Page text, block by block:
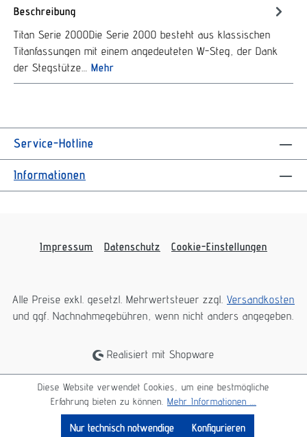
Beschreibung
Titan Serie 2000Die Serie 2000 besteht aus klassischen
Titanfassungen mit einem angedeuteten W-Steg, der Dank
der Stegstütze… Mehr
Service-Hotline
Informationen
Impressum Datenschutz Cookie-Einstellungen
Alle Preise exkl. gesetzl. Mehrwertsteuer zzgl. Versandkosten
und ggf. Nachnahmegebühren, wenn nicht anders angegeben.
Realisiert mit Shopware
Diese Website verwendet Cookies, um eine bestmögliche
Erfahrung bieten zu können. Mehr Informationen ...
Nur technisch notwendige Konfigurieren